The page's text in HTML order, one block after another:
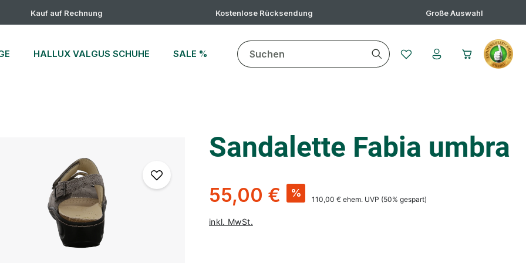
Kauf auf Rechnung Kostenlose Rücksendung Große Auswahl
HALLUX VALGUS SCHUHE SALE % Du hast 0 Produkte auf dem
Sandalette Fabia umbra
55,00 € %
110,00 € ehem. UVP (50% gespart)
inkl. MwSt.